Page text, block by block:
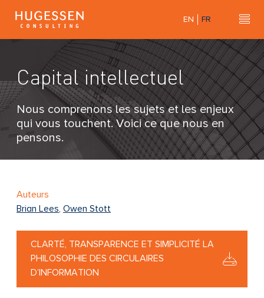
e
s
s
e
n
o
u
t
EN FR
Capital intellectuel
Nous comprenons les sujets et les enjeux
qui vous touchent. Voici ce que nous en
pensons.
Auteurs
Brian Lees, Owen Stott
CLARTÉ, TRANSPARENCE ET SIMPLICITÉ LA
PHILOSOPHIE DES CIRCULAIRES
D’INFORMATION